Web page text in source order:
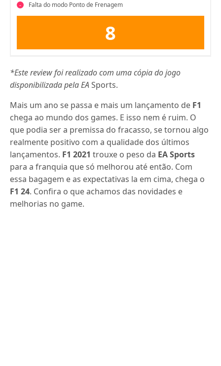
Falta do modo Ponto de Frenagem
8
*Este review foi realizado com uma cópia do jogo
disponibilizada pela EASports.
Mais um ano se passa e mais um lançamento de F1
chega ao mundo dos games. E isso nem é ruim. O
que podia ser a premissa do fracasso, se tornou algo
realmente positivo com a qualidade dos últimos
lançamentos. F1 2021 trouxe o peso da EA Sports
para a franquia que só melhorou até então. Com
essa bagagem e as expectativas la em cima, chega o
F1 24. Confira o que achamos das novidades e
melhorias no game.